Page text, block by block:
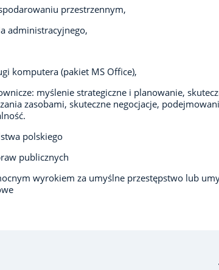
przestrzennym,
administracyjnego,
komputera (pakiet MS Office),
myślenie strategiczne i planowanie,
zasobami, skuteczne negocjacje,
polskiego
publicznych
wyrokiem za umyślne przestępstwo lub